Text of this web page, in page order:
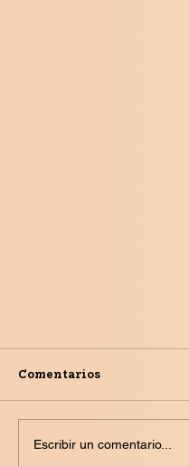
Comentarios
Escribir un comentario...